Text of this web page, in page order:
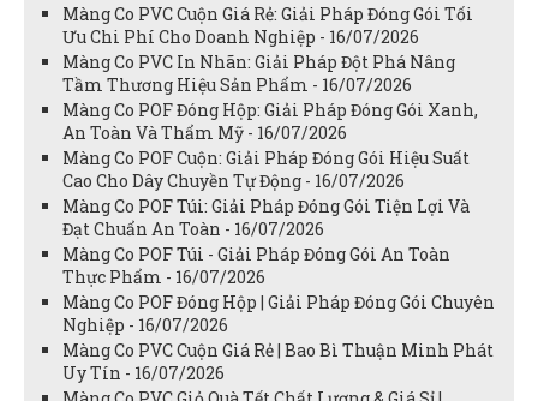
Màng Co PVC Cuộn Giá Rẻ: Giải Pháp Đóng Gói Tối
Ưu Chi Phí Cho Doanh Nghiệp - 16/07/2026
Màng Co PVC In Nhãn: Giải Pháp Đột Phá Nâng
Tầm Thương Hiệu Sản Phẩm - 16/07/2026
Màng Co POF Đóng Hộp: Giải Pháp Đóng Gói Xanh,
An Toàn Và Thẩm Mỹ - 16/07/2026
Màng Co POF Cuộn: Giải Pháp Đóng Gói Hiệu Suất
Cao Cho Dây Chuyền Tự Động - 16/07/2026
Màng Co POF Túi: Giải Pháp Đóng Gói Tiện Lợi Và
Đạt Chuẩn An Toàn - 16/07/2026
Màng Co POF Túi - Giải Pháp Đóng Gói An Toàn
Thực Phẩm - 16/07/2026
Màng Co POF Đóng Hộp | Giải Pháp Đóng Gói Chuyên
Nghiệp - 16/07/2026
Màng Co PVC Cuộn Giá Rẻ | Bao Bì Thuận Minh Phát
Uy Tín - 16/07/2026